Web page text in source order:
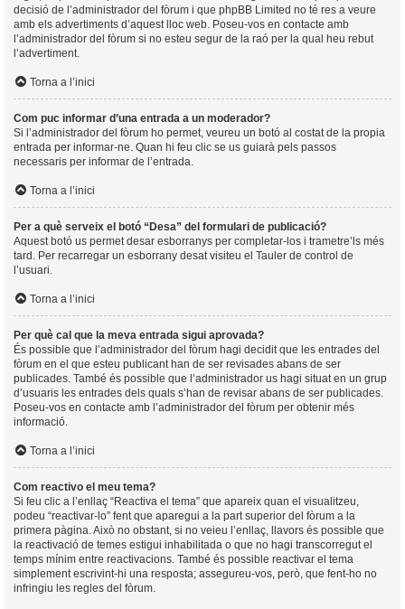
decisió de l’administrador del fòrum i que phpBB Limited no té res a veure
amb els advertiments d’aquest lloc web. Poseu-vos en contacte amb
l’administrador del fòrum si no esteu segur de la raó per la qual heu rebut
l’advertiment.
Torna a l’inici
Com puc informar d’una entrada a un moderador?
Si l’administrador del fòrum ho permet, veureu un botó al costat de la propia
entrada per informar-ne. Quan hi feu clic se us guiarà pels passos
necessaris per informar de l’entrada.
Torna a l’inici
Per a què serveix el botó “Desa” del formulari de publicació?
Aquest botó us permet desar esborranys per completar-los i trametre’ls més
tard. Per recarregar un esborrany desat visiteu el Tauler de control de
l’usuari.
Torna a l’inici
Per què cal que la meva entrada sigui aprovada?
És possible que l’administrador del fòrum hagi decidit que les entrades del
fòrum en el que esteu publicant han de ser revisades abans de ser
publicades. També és possible que l’administrador us hagi situat en un grup
d’usuaris les entrades dels quals s’han de revisar abans de ser publicades.
Poseu-vos en contacte amb l’administrador del fòrum per obtenir més
informació.
Torna a l’inici
Com reactivo el meu tema?
Si feu clic a l’enllaç “Reactiva el tema” que apareix quan el visualitzeu,
podeu “reactivar-lo” fent que aparegui a la part superior del fòrum a la
primera pàgina. Això no obstant, si no veieu l’enllaç, llavors és possible que
la reactivació de temes estigui inhabilitada o que no hagi transcorregut el
temps mínim entre reactivacions. També és possible reactivar el tema
simplement escrivint-hi una resposta; assegureu-vos, però, que fent-ho no
infringiu les regles del fòrum.